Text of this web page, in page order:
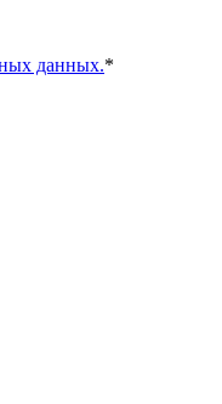
данных.*